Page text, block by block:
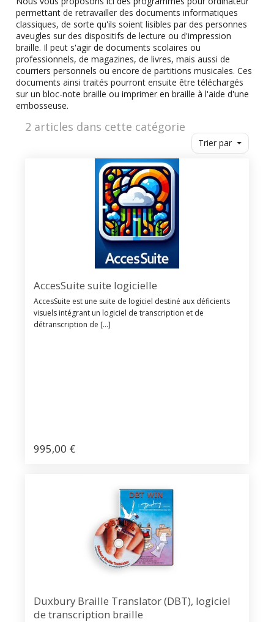
permettant de retravailler des documents informatiques
classiques, de sorte qu'ils soient lisibles par des personnes
aveugles sur des dispositifs de lecture ou d'impression
braille. Il peut s'agir de documents scolaires ou
professionnels, de magazines, de livres, mais aussi de
courriers personnels ou encore de partitions musicales. Ces
documents ainsi traités pourront ensuite être téléchargés
sur unbloc-note braille ou imprimer en braille à l'aide d'une
embosseuse.
2 articles dans cette catégorie
Trier par
AccesSuite suite logicielle
AccesSuite est une suite de logiciel destiné aux déficients
visuels intégrant un logiciel de transcription et de
détranscription de [...]
995,00 €
Duxbury Braille Translator (DBT), logiciel
de transcription braille